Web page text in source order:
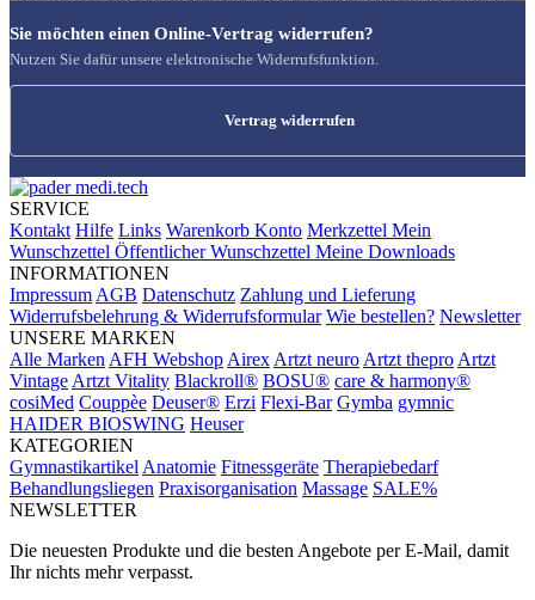
Sie möchten einen Online-Vertrag widerrufen?
Nutzen Sie dafür unsere elektronische Widerrufsfunktion.
Vertrag widerrufen
SERVICE
Kontakt Hilfe Links Warenkorb Konto Merkzettel Mein
Wunschzettel Öffentlicher Wunschzettel Meine Downloads
INFORMATIONEN
Impressum AGB Datenschutz Zahlung und Lieferung
Widerrufsbelehrung & Widerrufsformular Wie bestellen? Newsletter
UNSERE MARKEN
Alle Marken AFH Webshop Airex Artzt neuro Artzt thepro Artzt
Vintage Artzt Vitality Blackroll® BOSU® care & harmony®
cosiMed Couppèe Deuser® Erzi Flexi-Bar Gymba gymnic
HAIDER BIOSWING Heuser
KATEGORIEN
Gymnastikartikel Anatomie Fitnessgeräte Therapiebedarf
Behandlungsliegen Praxisorganisation Massage SALE%
NEWSLETTER
Die neuesten Produkte und die besten Angebote per E-Mail, damit
Ihr nichts mehr verpasst.